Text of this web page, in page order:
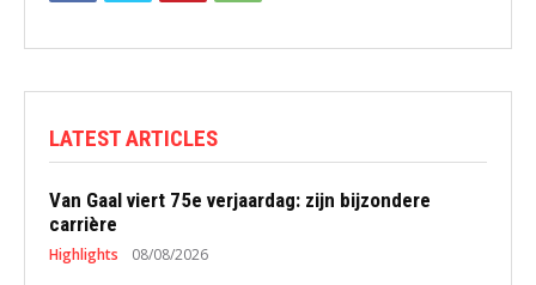
LATEST ARTICLES
Van Gaal viert 75e verjaardag: zijn bijzondere
carrière
Highlights 08/08/2026